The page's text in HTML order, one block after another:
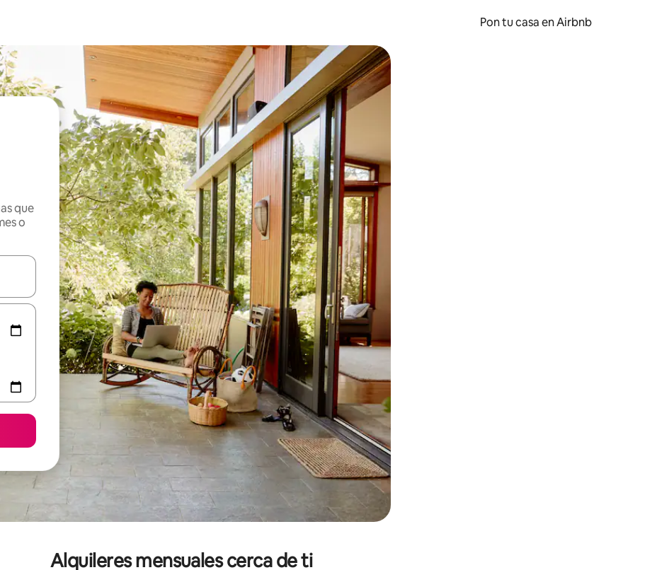
Pon tu casa en Airbnb
que
o
con las teclas de flecha hacia arriba y hacia abajo o explora con el tacto o desliza el dedo.
Alquileres mensuales cerca de ti